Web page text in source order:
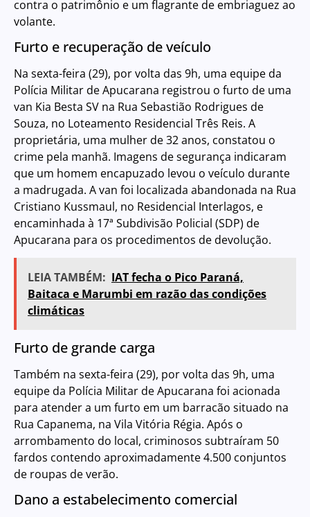
contra o patrimônio e um flagrante de embriaguez ao
volante.
Furto e recuperação de veículo
Na sexta-feira (29), por volta das 9h, uma equipe da
Polícia Militar de Apucarana registrou o furto de uma
van Kia Besta SV na Rua Sebastião Rodrigues de
Souza, no Loteamento Residencial Três Reis. A
proprietária, uma mulher de 32 anos, constatou o
crime pela manhã. Imagens de segurança indicaram
que um homem encapuzado levou o veículo durante
a madrugada. A van foi localizada abandonada na Rua
Cristiano Kussmaul, no Residencial Interlagos, e
encaminhada à 17ª Subdivisão Policial (SDP) de
Apucarana para os procedimentos de devolução.
LEIA TAMBÉM: IAT fecha o Pico Paraná,
Baitaca e Marumbi em razão das condições
climáticas
Furto de grande carga
Também na sexta-feira (29), por volta das 9h, uma
equipe da Polícia Militar de Apucarana foi acionada
para atender a um furto em um barracão situado na
Rua Capanema, na Vila Vitória Régia. Após o
arrombamento do local, criminosos subtraíram 50
fardos contendo aproximadamente 4.500 conjuntos
de roupas de verão.
Dano a estabelecimento comercial